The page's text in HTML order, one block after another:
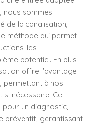
nous sommes
de la canalisation,
méthode qui permet
les
potentiel. En plus
offre l'avantage
permettant à nos
si nécessaire. Ce
un diagnostic,
préventif, garantissant